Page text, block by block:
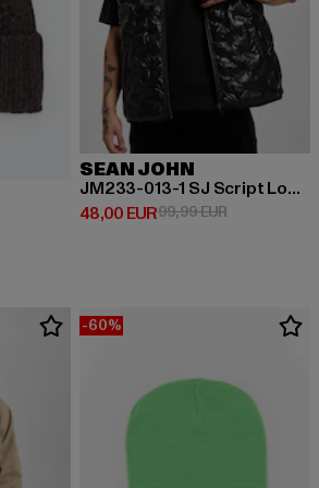
SEAN JOHN
JM233-013-1 SJ Script Logo Heat Seal Puffer Vest
48,00 EUR
Prix courant: 48,00 EUR
99,99 EURPrix en
-60%